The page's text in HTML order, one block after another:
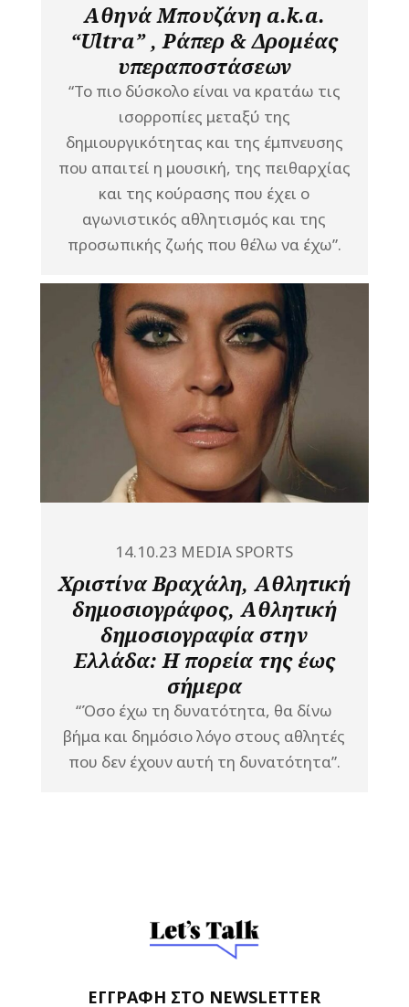
Αθηνά Μπουζάνη a.k.a.
“Ultra” , Ράπερ & Δρομέας
υπεραποστάσεων
“Το πιο δύσκολο είναι να κρατάω τις
ισορροπίες μεταξύ της
δημιουργικότητας και της έμπνευσης
που απαιτεί η μουσική, της πειθαρχίας
και της κούρασης που έχει ο
αγωνιστικός αθλητισμός και της
προσωπικής ζωής που θέλω να έχω”.
Χριστίνα Βραχάλη, Αθλητική
δημοσιογράφος, Αθλητική
δημοσιογραφία στην
Ελλάδα: Η πορεία της έως
σήμερα
14.10.23 MEDIA SPORTS
“Όσο έχω τη δυνατότητα, θα δίνω
βήμα και δημόσιο λόγο στους αθλητές
που δεν έχουν αυτή τη δυνατότητα”.
ΕΓΓΡΑΦΗ ΣΤΟ NEWSLETTER